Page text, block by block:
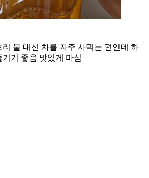
물 대신 차를 자주 사먹는 편인데 하
기 좋음 맛있게 마심